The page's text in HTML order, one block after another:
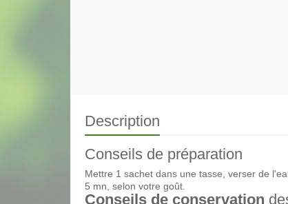
Description
Conseils de préparation
Mettre 1 sachet dans une tasse, verser de
5 mn, selon votre goût.
Conseils de conservation